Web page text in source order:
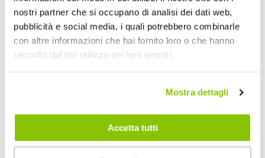
nostri partner che si occupano di analisi dei dati web,
pubblicità e social media, i quali potrebbero combinarle
con altre informazioni che hai fornito loro o che hanno
raccolto dal tuo utilizzo dei loro servizi.
Mostra dettagli
Accetta tutti
Machine - MUC-OFF
MUC-OFF
37,95 €
CONSEGNA IN
smagliatore -
OXFORD
OXFORD
9,95 €
CONSEGNA IN